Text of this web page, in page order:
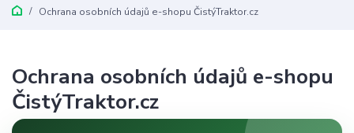
Ochrana osobních údajů e-shopu ČistýTraktor.cz
Ochrana osobních údajů e-shopu
ČistýTraktor.cz